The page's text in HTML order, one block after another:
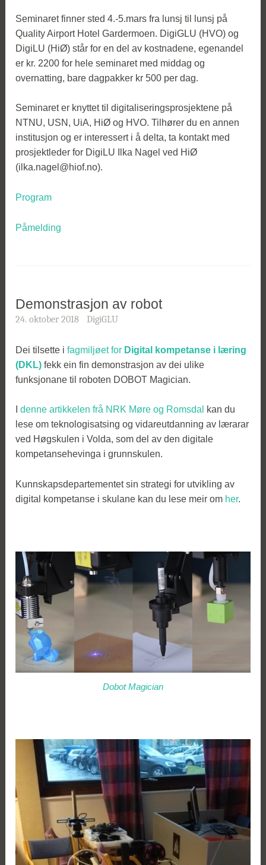
Seminaret finner sted 4.-5.mars fra lunsj til lunsj på
Quality Airport Hotel Gardermoen. DigiGLU (HVO) og
DigiLU (HiØ) står for en del av kostnadene, egenandel
er kr. 2200 for hele seminaret med middag og
overnatting, bare dagpakker kr 500 per dag.
Seminaret er knyttet til digitaliseringsprosjektene på
NTNU, USN, UiA, HiØ og HVO. Tilhører du en annen
institusjon og er interessert i å delta, ta kontakt med
prosjektleder for DigiLU Ilka Nagel ved HiØ
(ilka.nagel@hiof.no).
Program
Påmelding
Demonstrasjon av robot
24. oktober 2018 DigiGLU
Dei tilsette ifagmiljøet for Digital kompetanse i læring
(DKL) fekk ein fin demonstrasjon av dei ulike
funksjonane til roboten DOBOT Magician.
Idenne artikkelen frå NRK Møre og Romsdal
kan du
lese om teknologisatsing og vidareutdanning av lærarar
ved Høgskulen i Volda, som del av den digitale
kompetansehevinga i grunnskulen.
Kunnskapsdepartementet sin strategi for utvikling av
digital kompetanse i skulane kan du lese meir om her.
Dobot Magician
Videoavspiller